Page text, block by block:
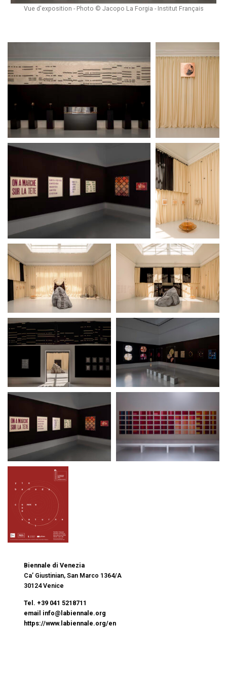
Vue d'exposition - Photo © Jacopo La Forgia - Institut Français
Biennale di Venezia
Ca’ Giustinian, San Marco 1364/A
30124 Venice
Tel. +39 041 5218711
email info@labiennale.org
https://www.labiennale.org/en